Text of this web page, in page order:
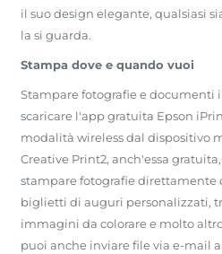
il suo design elegante, qualsiasi
la si guarda.
Stampa dove e quando vuoi
Stampare fotografie e documenti
scaricare l'app gratuita Epson
modalità wireless dal dispositivo
Creative Print2, anch'essa
stampare fotografie direttamente
biglietti di auguri personalizzati,
immagini da colorare e molto
puoi anche inviare file via e-mail